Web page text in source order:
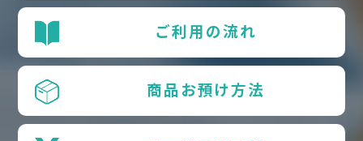
ご利用の流れ
商品お預け方法